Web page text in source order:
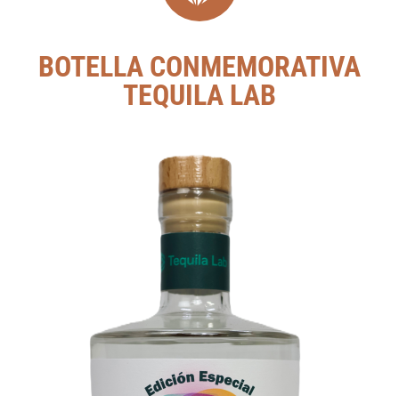
BOTELLA CONMEMORATIVA
TEQUILA LAB